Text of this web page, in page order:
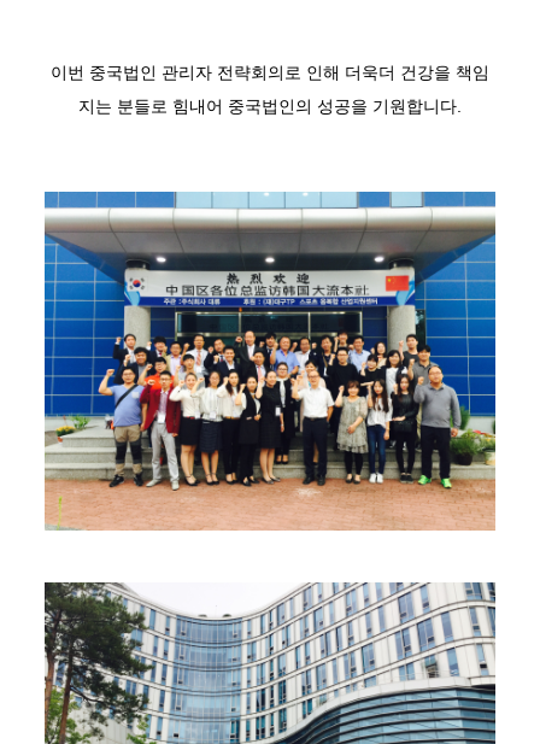
이번 중국법인 관리자 전략회의로 인해 더욱더 건강을 책임
지는 분들로 힘내어 중국법인의 성공을 기원합니다.